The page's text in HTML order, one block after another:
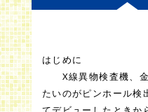
はじめに
X線異物検査機、金
たいのがピンホール検